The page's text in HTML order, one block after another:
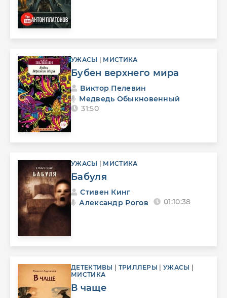
УЖАСЫ МИСТИКА
Бубен верхнего мира
Виктор Пелевин
Медведь Обыкновенный
31:50
УЖАСЫ МИСТИКА
Бабуля
Стивен Кинг
Александр Рогов
01:10:38
ДЕТЕКТИВЫ ТРИЛЛЕРЫ УЖАСЫ
МИСТИКА
В чаще